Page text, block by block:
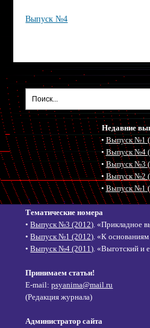
Выпуск №4
Недавние
• Выпуск №1
• Выпуск №4
•Выпуск №3
• Выпуск №2
•Выпуск №1
Тематические номера
•Выпуск №3 (2012) . «Прикладное
•Выпуск №1 (2012) . «К
•Выпуск №4 (2011) . «Выготский и
Принимаем статьи!
E-mail:psyanima@mail.ru
(Редакция журнала)
Администратор сайта